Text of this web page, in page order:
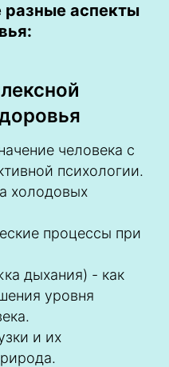
разные аспекты
человека с
психологии.
холодовых
процессы при
дыхания) - как
уровня
и их